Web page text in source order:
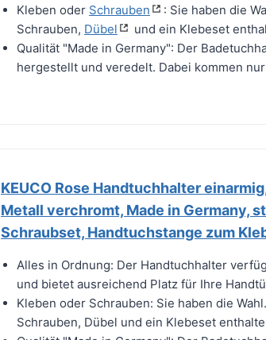
Kleben oder Schrauben
: Sie haben die
Schrauben, Dübel
und ein Klebeset
Qualität "Made in Germany": Der
hergestellt und veredelt. Dabei kommen
KEUCO Rose Handtuchhalter
Metall verchromt, Made in Germany,
Schraubset, Handtuchstange zum
Alles in Ordnung: Der Handtuchhalter
und bietet ausreichend Platz für Ihre
Kleben oder Schrauben: Sie haben die
Schrauben, Dübel und ein Klebeset